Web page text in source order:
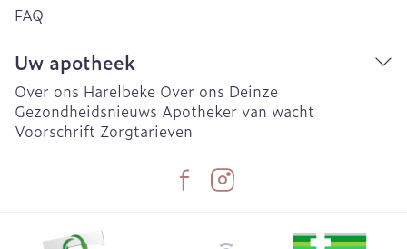
FAQ
Uw apotheek
Over ons Harelbeke Over ons Deinze
Gezondheidsnieuws Apotheker van wacht
Voorschrift Zorgtarieven